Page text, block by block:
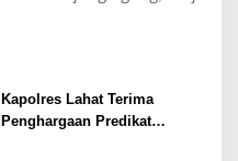
Kapolres Lahat Terima
Penghargaan Predikat